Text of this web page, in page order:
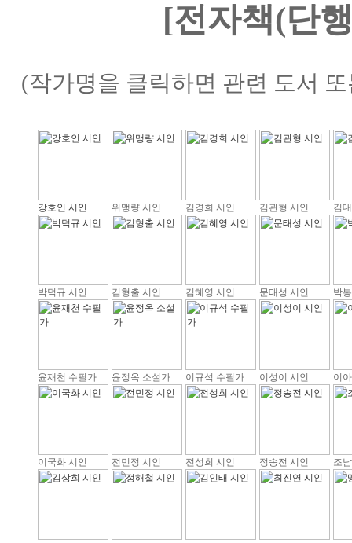
[전자책(단
(작가명을 클릭하면 관련 도서
강호인 시인 위맹량 시인 김경희 시인 김관형 시인 김
박덕규 시인 김형출 시인 김혜영 시인 문태성 시인 박
윤재천 수필가 윤정옥 소설가 이규석 수필가 이성이 시인 이
이국화 시인 전민정 시인 전성희 시인 정송전 시인 조